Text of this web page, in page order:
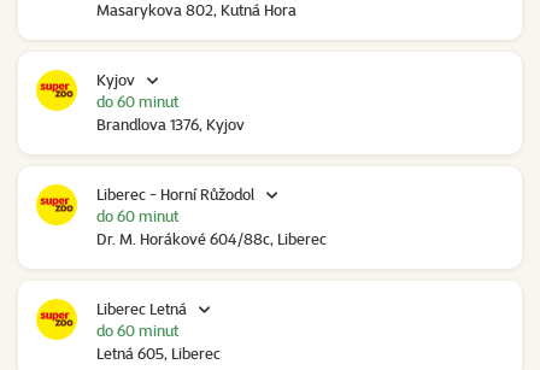
Masarykova 802, Kutná Hora
Kyjov
Brandlova 1376, Kyjov
do 60 minut
Liberec - Horní Růžodol
Dr. M. Horákové 604/88c, Liberec
do 60 minut
Liberec Letná
Letná 605, Liberec
do 60 minut